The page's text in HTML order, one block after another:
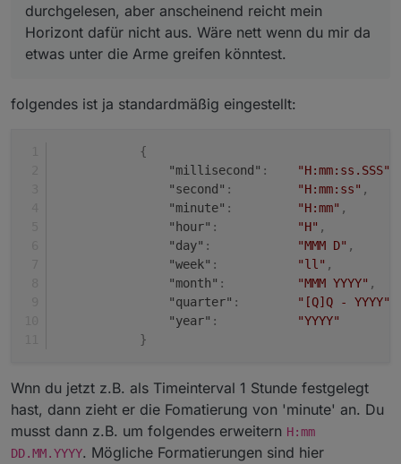
Schriftfarbe ändern kann.
Und noch eine letzte Frage hätte och, gibt es bei deinem
Table Wigets ein Möglichkeit des Zeilenumbruchs, wenn
durchgelesen, aber anscheinend reicht mein
Horizont dafür nicht aus. Wäre nett wenn du mir da
etwas unter die Arme greifen könntest.
folgendes ist ja standardmäßig eingestellt:
{
"millisecond" : "H:mm:ss.SSS"
"second" : "H:mm:ss" ,
"minute" : "H:mm" ,
"hour" : "H" ,
"day" : "MMM D" ,
"week" : "ll" ,
"month" : "MMM YYYY" ,
"quarter" : "[Q]Q - YYYY"
"year" :
"YYYY"
}
Wnn du jetzt z.B. als Timeinterval 1 Stunde festgelegt
hast, dann zieht er die Fomatierung von 'minute' an. Du
musst dann z.B. um folgendes erweitern H:mm
DD.MM.YYYY. Mögliche Formatierungen sind hier